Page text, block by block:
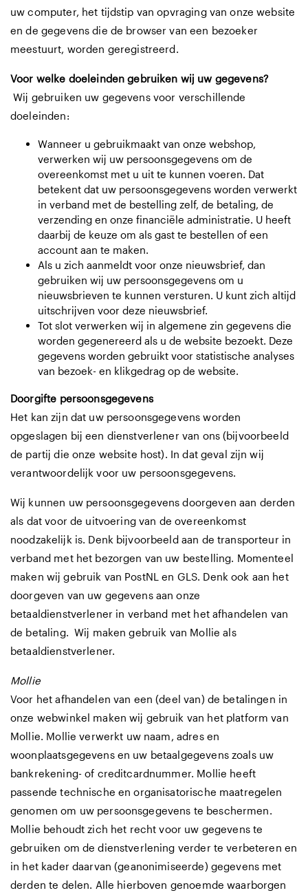
uw computer, het tijdstip van opvraging van onze website
en de gegevens die de browser van een bezoeker
meestuurt, worden geregistreerd.
Voor welke doeleinden gebruiken wij uw gegevens?
Wij gebruiken uw gegevens voor verschillende
doeleinden:
Wanneer u gebruikmaakt van onze webshop,
verwerken wij uw persoonsgegevens om de
overeenkomst met u uit te kunnen voeren. Dat
betekent dat uw persoonsgegevens worden verwerkt
in verband met de bestelling zelf, de betaling, de
verzending en onze financiële administratie. U heeft
daarbij de keuze om als gast te bestellen of een
account aan te maken.
Als u zich aanmeldt voor onze nieuwsbrief, dan
gebruiken wij uw persoonsgegevens om u
nieuwsbrieven te kunnen versturen. U kunt zich altijd
uitschrijven voor deze nieuwsbrief.
Tot slot verwerken wij in algemene zin gegevens die
worden gegenereerd als u de website bezoekt. Deze
gegevens worden gebruikt voor statistische analyses
van bezoek- en klikgedrag op de website.
Doorgifte persoonsgegevens
Het kan zijn dat uw persoonsgegevens worden
opgeslagen bij een dienstverlener van ons (bijvoorbeeld
de partij die onze website host). In dat geval zijn wij
verantwoordelijk voor uw persoonsgegevens.
Wij kunnen uw persoonsgegevens doorgeven aan derden
als dat voor de uitvoering van de overeenkomst
noodzakelijk is. Denk bijvoorbeeld aan de transporteur in
verband met het bezorgen van uw bestelling. Momenteel
maken wij gebruik van PostNL en GLS. Denk ook aan het
doorgeven van uw gegevens aan onze
betaaldienstverlener in verband met het afhandelen van
de betaling. Wij maken gebruik van Mollie als
betaaldienstverlener.
Mollie
Voor het afhandelen van een (deel van) de betalingen in
onze webwinkel maken wij gebruik van het platform van
Mollie. Mollie verwerkt uw naam, adres en
woonplaatsgegevens en uw betaalgegevens zoals uw
bankrekening- of creditcardnummer. Mollie heeft
passende technische en organisatorische maatregelen
genomen om uw persoonsgegevens te beschermen.
Mollie behoudt zich het recht voor uw gegevens te
gebruiken om de dienstverlening verder te verbeteren en
in het kader daarvan (geanonimiseerde) gegevens met
derden te delen. Alle hierboven genoemde waarborgen